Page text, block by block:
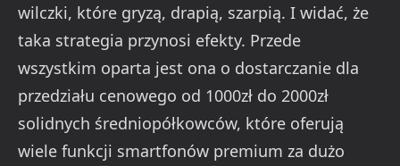
wilczki, które gryzą, drapią, szarpią. I widać, że
taka strategia przynosi efekty. Przede
wszystkim oparta jest ona o dostarczanie dla
przedziału cenowego od 1000zł do 2000zł
solidnych średniopółkowców, które oferują
wiele funkcji smartfonów premium za dużo